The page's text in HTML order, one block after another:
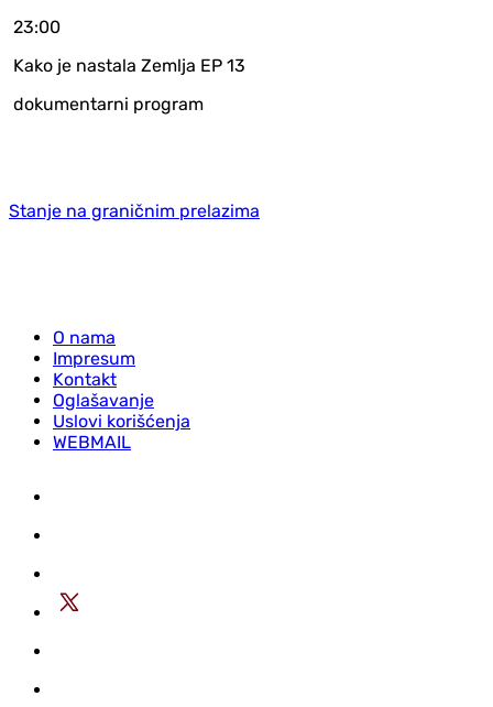
23:00
Kako je nastala Zemlja EP 13
dokumentarni program
Stanje na graničnim prelazima
O nama
Impresum
Kontakt
Oglašavanje
Uslovi korišćenja
WEBMAIL